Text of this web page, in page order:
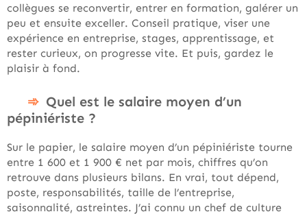
collègues se reconvertir, entrer en formation, galérer un
peu et ensuite exceller. Conseil pratique, viser une
expérience en entreprise, stages, apprentissage, et
rester curieux, on progresse vite. Et puis, gardez le
plaisir à fond.
Quel est le salaire moyen d’un
pépiniériste ?
Sur le papier, le salaire moyen d’un pépiniériste tourne
entre 1 600 et 1 900 € net par mois, chiffres qu’on
retrouve dans plusieurs bilans. En vrai, tout dépend,
poste, responsabilités, taille de l’entreprise,
saisonnalité, astreintes. J’ai connu un chef de culture